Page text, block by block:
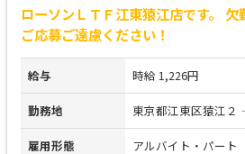
ローソンＬＴＦ江東猿江店です。
ご応募ご遠慮ください！
給与 時給 1,226円
勤務地 東京都江東区猿江
雇用形態 アルバイト・パート